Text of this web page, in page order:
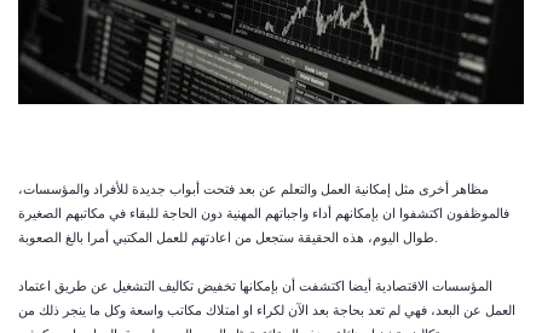
مظاهر أخرى مثل إمكانية العمل والتعلم عن بعد فتحت أبواب جديدة للأفراد والمؤسسات،
فالموظفون اكتشفوا ان بإمكانهم أداء واجباتهم المهنية دون الحاجة للبقاء في مكاتبهم الصغيرة
المؤسسات الاقتصادية أيضا اكتشفت أن بإمكانها تخفيض تكاليف التشغيل عن طريق اعتماد
العمل عن البعد، فهي لم تعد بحاجة بعد الآن لكراء او امتلاك مكاتب واسعة وكل ما ينجر ذلك من